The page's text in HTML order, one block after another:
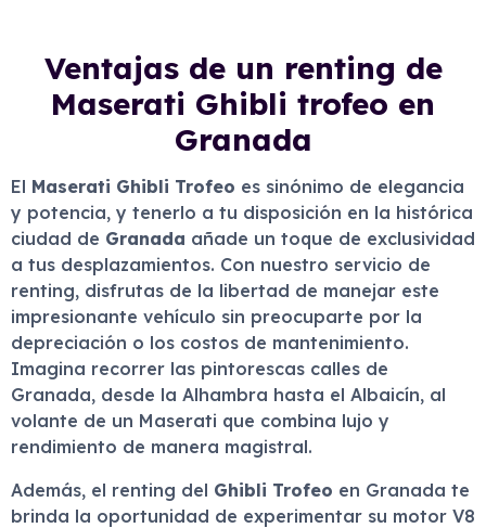
Ventajas de un renting de
Maserati Ghibli trofeo en
Granada
El Maserati Ghibli Trofeo es sinónimo de elegancia
y potencia, y tenerlo a tu disposición en la histórica
ciudad de Granada añade un toque de exclusividad
a tus desplazamientos. Con nuestro servicio de
renting, disfrutas de la libertad de manejar este
impresionante vehículo sin preocuparte por la
depreciación o los costos de mantenimiento.
Imagina recorrer las pintorescas calles de
Granada, desde la Alhambra hasta el Albaicín, al
volante de un Maserati que combina lujo y
rendimiento de manera magistral.
Además, el renting del Ghibli Trofeo en Granada te
brinda la oportunidad de experimentar su motor V8